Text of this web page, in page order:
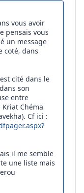
vous avoir
pensais vous
un message
coté, dans
cité dans le
son
entre
Kriat Chéma
Cf ici :
il me semble
une liste mais